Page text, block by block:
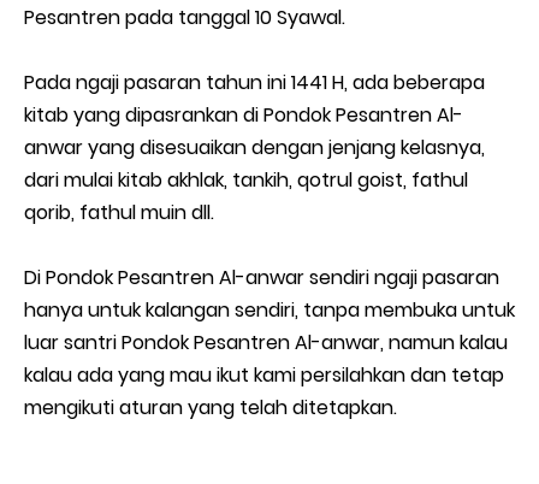
Pesantren pada tanggal 10 Syawal.
Pada ngaji pasaran tahun ini 1441 H, ada beberapa
kitab yang dipasrankan di Pondok Pesantren Al-
anwar yang disesuaikan dengan jenjang kelasnya,
dari mulai kitab akhlak, tankih, qotrul goist, fathul
qorib, fathul muin dll.
Di Pondok Pesantren Al-anwar sendiri ngaji pasaran
hanya untuk kalangan sendiri, tanpa membuka untuk
luar santri Pondok Pesantren Al-anwar, namun kalau
kalau ada yang mau ikut kami persilahkan dan tetap
mengikuti aturan yang telah ditetapkan.